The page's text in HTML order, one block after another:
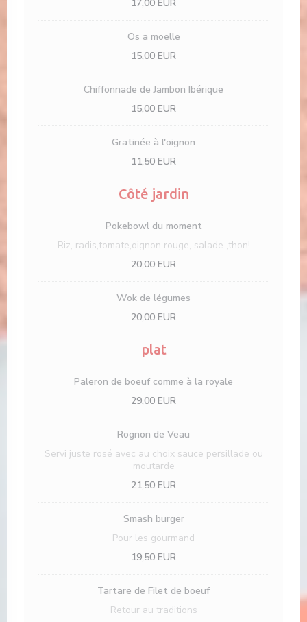
17,00 EUR
Os a moelle
15,00 EUR
Chiffonnade de Jambon Ibérique
15,00 EUR
Gratinée à l'oignon
11,50 EUR
Côté jardin
Pokebowl du moment
Riz, radis,tomate,oignon rouge, salade ,thon!
20,00 EUR
Wok de légumes
20,00 EUR
plat
Paleron de boeuf comme à la royale
29,00 EUR
Rognon de Veau
Servi juste rosé avec au choix sauce persillade ou
moutarde
21,50 EUR
Smash burger
Pour les gourmand
19,50 EUR
Tartare de Filet de boeuf
Retour au traditions